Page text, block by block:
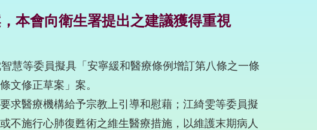
本會向衛生署提出之建議獲得重視
慧等委員擬具「安寧緩和醫療條例增訂第八條之一條
文修正草案」案。
求醫療機構給予宗教上引導和慰藉；江綺雯等委員擬
不施行心肺復甦術之維生醫療措施，以維護末期病人